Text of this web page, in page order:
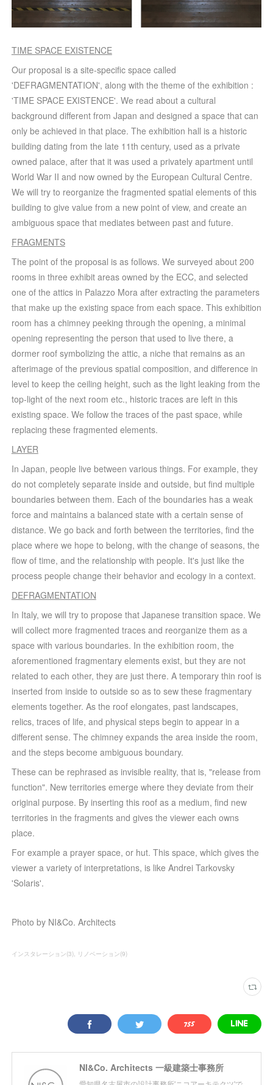
TIME SPACE EXISTENCE
Our proposal is a site-specific space called
'DEFRAGMENTATION', along with the theme of the exhibition :
'TIME SPACE EXISTENCE'. We read about a cultural
background different from Japan and designed a space that can
only be achieved in that place. The exhibition hall is a historic
building dating from the late 11th century, used as a private
owned palace, after that it was used a privately apartment until
World War II and now owned by the European Cultural Centre.
We will try to reorganize the fragmented spatial elements of this
building to give value from a new point of view, and create an
ambiguous space that mediates between past and future.
FRAGMENTS
The point of the proposal is as follows. We surveyed about 200
rooms in three exhibit areas owned by the ECC, and selected
one of the attics in Palazzo Mora after extracting the parameters
that make up the existing space from each space. This exhibition
room has a chimney peeking through the opening, a minimal
opening representing the person that used to live there, a
dormer roof symbolizing the attic, a niche that remains as an
afterimage of the previous spatial composition, and difference in
level to keep the ceiling height, such as the light leaking from the
top-light of the next room etc., historic traces are left in this
existing space. We follow the traces of the past space, while
replacing these fragmented elements.
LAYER
In Japan, people live between various things. For example, they
do not completely separate inside and outside, but find multiple
boundaries between them. Each of the boundaries has a weak
force and maintains a balanced state with a certain sense of
distance. We go back and forth between the territories, find the
place where we hope to belong, with the change of seasons, the
flow of time, and the relationship with people. It's just like the
process people change their behavior and ecology in a context.
DEFRAGMENTATION
In Italy, we will try to propose that Japanese transition space. We
will collect more fragmented traces and reorganize them as a
space with various boundaries. In the exhibition room, the
aforementioned fragmentary elements exist, but they are not
related to each other, they are just there. A temporary thin roof is
inserted from inside to outside so as to sew these fragmentary
elements together. As the roof elongates, past landscapes,
relics, traces of life, and physical steps begin to appear in a
different sense. The chimney expands the area inside the room,
and the steps become ambiguous boundary.
These can be rephrased as invisible reality, that is, "release from
function". New territories emerge where they deviate from their
original purpose. By inserting this roof as a medium, find new
territories in the fragments and gives the viewer each owns
place.
For example a prayer space, or hut. This space, which gives the
viewer a variety of interpretations, is like Andrei Tarkovsky
'Solaris'.
Photo by NI&Co. Architects
インスタレーション(3) リノベーション(9)
NI&Co. Architects 一級建築士事務所